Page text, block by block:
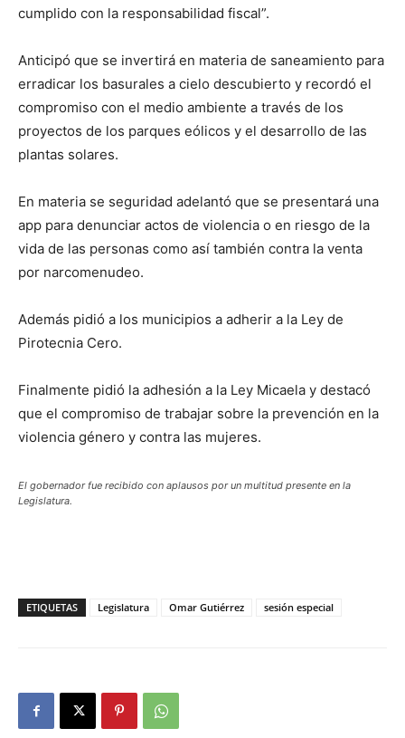
cumplido con la responsabilidad fiscal”.
Anticipó que se invertirá en materia de saneamiento para
erradicar los basurales a cielo descubierto y recordó el
compromiso con el medio ambiente a través de los
proyectos de los parques eólicos y el desarrollo de las
plantas solares.
En materia se seguridad adelantó que se presentará una
app para denunciar actos de violencia o en riesgo de la
vida de las personas como así también contra la venta
por narcomenudeo.
Además pidió a los municipios a adherir a la Ley de
Pirotecnia Cero.
Finalmente pidió la adhesión a la Ley Micaela y destacó
que el compromiso de trabajar sobre la prevención en la
violencia género y contra las mujeres.
El gobernador fue recibido con aplausos por un multitud presente en la
Legislatura.
ETIQUETAS Legislatura Omar Gutiérrez sesión especial